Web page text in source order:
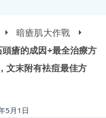
暗瘡肌大作戰
瘡的成因+最全治療方
文末附有袪痘最佳方
5月1日